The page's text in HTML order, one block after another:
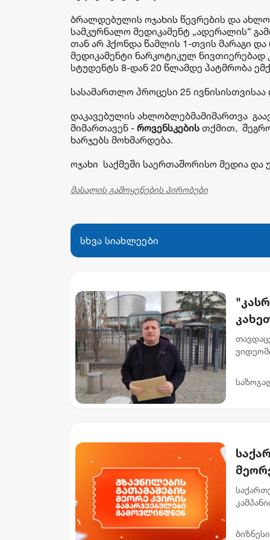
ბრალდებულის ოჯახის წევრების და
სამკურნალო მედიკამენტ „ადერალის“
თან არ ჰქონდა წამლის 1-თვის მარაგი
მედიკამენტი ნარკოტიკულ ნივთიერებად
სტუდენტს 8-დან 20 წლამდე პატმრობა
სასამართლო პროცესი 25 ივნისისთვისაა
დაკავებულის ახლობლებმამიმართვა
მიმართავენ - როვენსკების თქმით,
ხარჯებს მოხმარდება.
ოჯახი საქმეში საერთაშორისო მედია და
მასალის გამოყენების პირობები
სხვა სიახლეები
ამბოხის